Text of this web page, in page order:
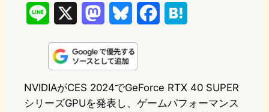
n
e
s
t
o
u
b
n
NVIDIAがCES 2024でGeForce RTX 40 SUPER
シリーズGPUを発表し、ゲームパフォーマンス